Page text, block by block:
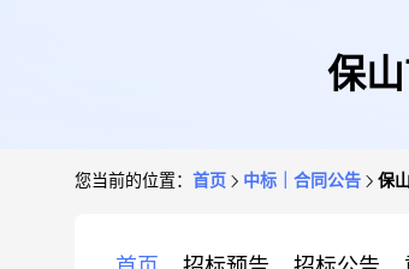
保
您当前的位置： 首页 中标｜合同公告 保